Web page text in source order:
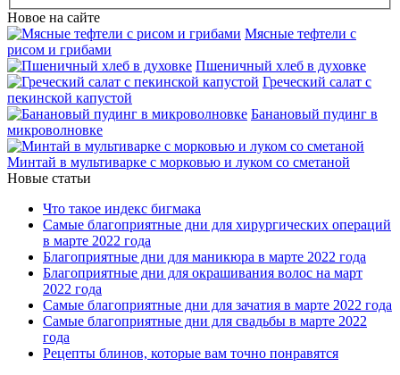
Новое на сайте
Мясные тефтели с
рисом и грибами
Пшеничный хлеб в духовке
Греческий салат с
пекинской капустой
Банановый пудинг в
микроволновке
Минтай в мультиварке с морковью и луком со сметаной
Новые статьи
Что такое индекс бигмака
Самые благоприятные дни для хирургических операций
в марте 2022 года
Благоприятные дни для маникюра в марте 2022 года
Благоприятные дни для окрашивания волос на март
2022 года
Самые благоприятные дни для зачатия в марте 2022 года
Самые благоприятные дни для свадьбы в марте 2022
года
Рецепты блинов, которые вам точно понравятся